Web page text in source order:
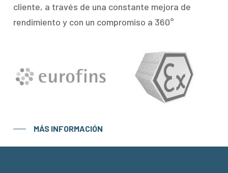
cliente, a través de una constante mejora de
rendimiento y con un compromiso a 360°
MÁS INFORMACIÓN